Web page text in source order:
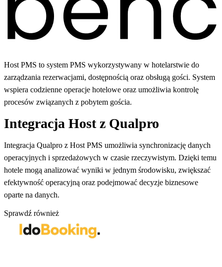
Host PMS to system PMS wykorzystywany w hotelarstwie do
zarządzania rezerwacjami, dostępnością oraz obsługą gości. System
wspiera codzienne operacje hotelowe oraz umożliwia kontrolę
procesów związanych z pobytem gościa.
Integracja Host z Qualpro
Integracja Qualpro z Host PMS umożliwia synchronizację danych
operacyjnych i sprzedażowych w czasie rzeczywistym. Dzięki temu
hotele mogą analizować wyniki w jednym środowisku, zwiększać
efektywność operacyjną oraz podejmować decyzje biznesowe
oparte na danych.
Sprawdź również